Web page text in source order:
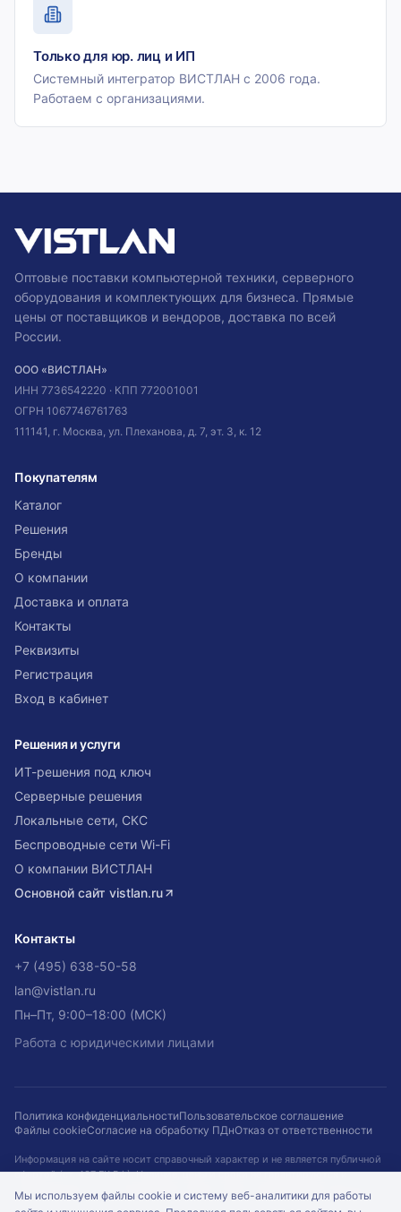
Только для юр. лиц и ИП
Системный интегратор ВИСТЛАН с 2006 года.
Работаем с организациями.
Оптовые поставки компьютерной техники, серверного
оборудования и комплектующих для бизнеса. Прямые
цены от поставщиков и вендоров, доставка по всей
России.
ООО «ВИСТЛАН»
ИНН 7736542220 · КПП 772001001
ОГРН 1067746761763
111141, г. Москва, ул. Плеханова, д. 7, эт. 3, к. 12
Покупателям
Каталог
Решения
Бренды
О компании
Доставка и оплата
Контакты
Реквизиты
Регистрация
Вход в кабинет
Решения и услуги
ИТ-решения под ключ
Серверные решения
Локальные сети, СКС
Беспроводные сети Wi-Fi
О компании ВИСТЛАН
Основной сайт vistlan.ru
Контакты
+7 (495) 638-50-58
lan@vistlan.ru
Пн–Пт, 9:00–18:00 (МСК)
Работа с юридическими лицами
Политика конфиденциальностиПользовательское соглашение
Файлы cookieСогласие на обработку ПДнОтказ от ответственности
Информация на сайте носит справочный характер и не является публичной
офертой (ст. 437 ГК РФ). Наличие, цены и сроки не гарантируются и
подтверждаются при оформлении заказа. Кейсы приведены для примера.
Мы используем файлы cookie и систему веб-аналитики для работы